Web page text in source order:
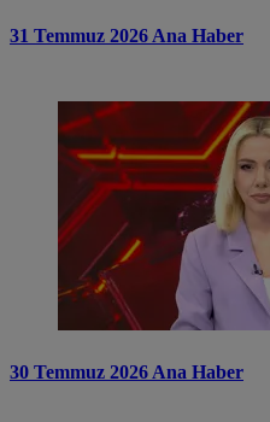
31 Temmuz 2026 Ana Haber
30 Temmuz 2026 Ana Haber